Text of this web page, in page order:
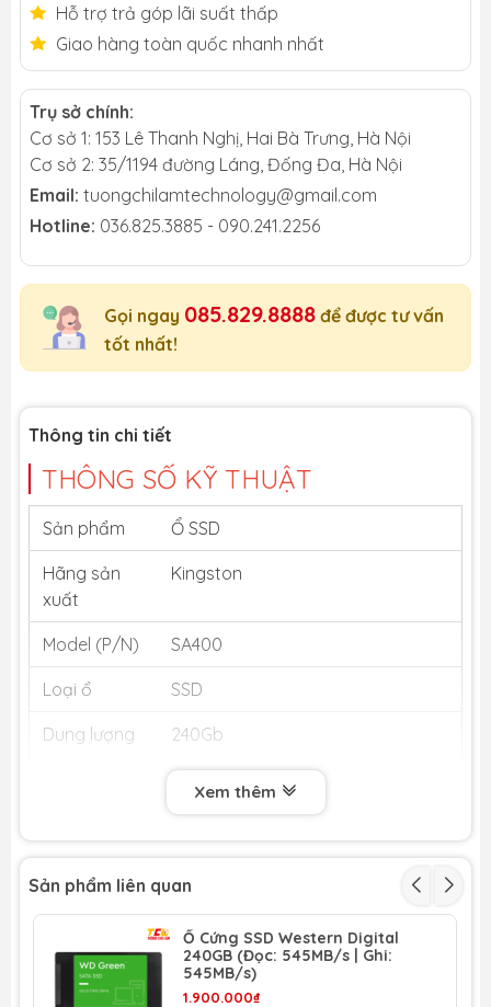
Hỗ trợ trả góp lãi suất thấp
Giao hàng toàn quốc nhanh nhất
Trụ sở chính:
Cơ sở 1: 153 Lê Thanh Nghị, Hai Bà Trưng, Hà Nội
Cơ sở 2: 35/1194 đường Láng, Đống Đa, Hà Nội
Email: tuongchilamtechnology@gmail.com
Hotline: 036.825.3885 - 090.241.2256
Gọi ngay 085.829.8888 để được tư vấn
tốt nhất!
Thông tin chi tiết
THÔNG SỐ KỸ THUẬT
Sản phẩm Ổ SSD
Hãng sản
xuất
Kingston
Model (P/N) SA400
Loại ổ SSD
Dung lượng 240Gb
500MB/s
(SSD)
Chuẩn giao
tiếp
M2 Sata
Kích thước M2.2280
Xem thêm
Sản phẩm liên quan
Ổ Cứng SSD Western Digital
240GB (Đọc: 545MB/s | Ghi:
545MB/s)
1.900.000₫